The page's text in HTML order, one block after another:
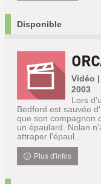
Disponible
Vidéo
2003
Lors
Bedford est sauvée
que son compagnon
un épaulard. Nolan
attraper l'épaul...
Plus d'infos